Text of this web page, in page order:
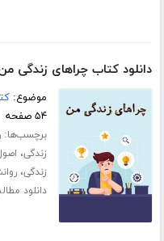
دانلود کتاب چراهای زندگی
موضوع:
۵۴ صفحه
برچسب‌ها:
زندگی،
زندگی،
دانلود